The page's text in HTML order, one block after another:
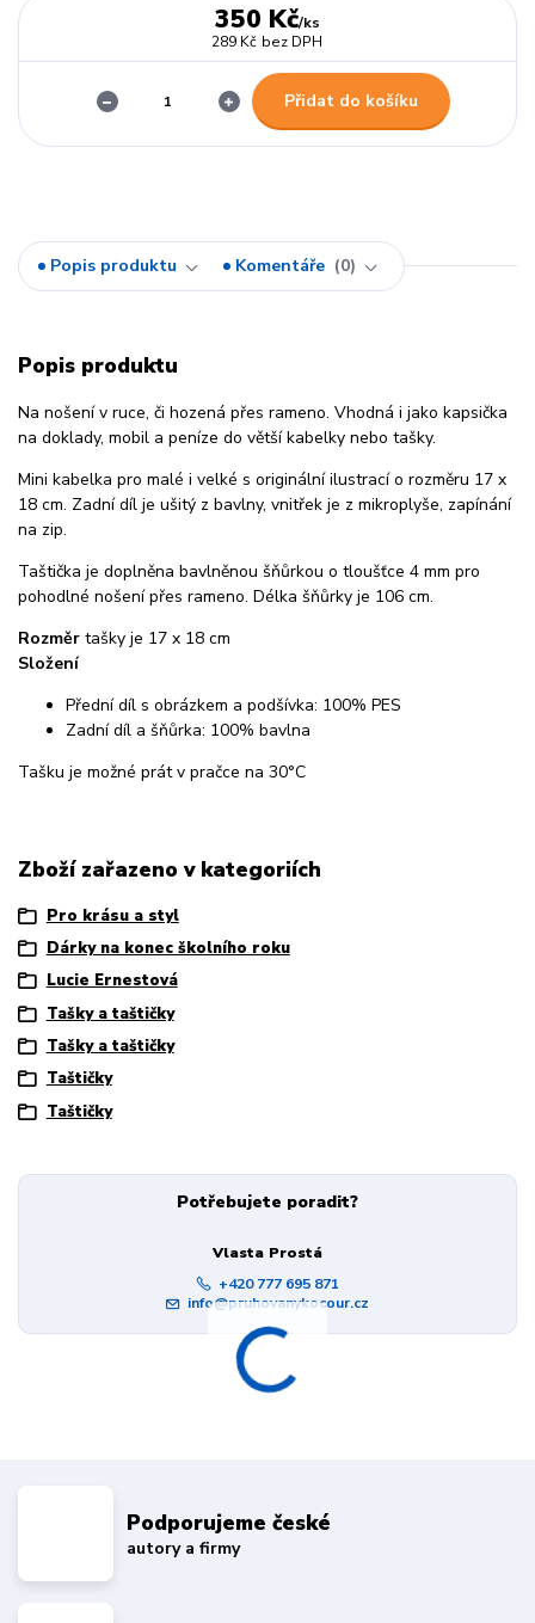
350 Kč/ks
289 Kč bez DPH
Přidat do košíku
Popis produktu Komentáře 0
Popis produktu
Na nošení v ruce, či hozená přes rameno. Vhodná i jako kapsička
na doklady, mobil a peníze do větší kabelky nebo tašky.
Mini kabelka pro malé i velké s originální ilustrací o rozměru 17 x
18 cm. Zadní díl je ušitý z bavlny, vnitřek je z mikroplyše, zapínání
na zip.
Taštička je doplněna bavlněnou šňůrkou o tloušťce 4 mm pro
pohodlné nošení přes rameno. Délka šňůrky je 106 cm.
Rozměr tašky je 17 x 18 cm
Složení
Přední díl s obrázkem a podšívka: 100% PES
Zadní díl a šňůrka: 100% bavlna
Tašku je možné prát v pračce na 30°C
Zboží zařazeno v kategoriích
Pro krásu a styl
Dárky na konec školního roku
Lucie Ernestová
Tašky a taštičky
Tašky a taštičky
Taštičky
Taštičky
Potřebujete poradit?
Vlasta Prostá
+420 777 695 871
info@pruhovanykocour.cz
Podporujeme české
autory a firmy